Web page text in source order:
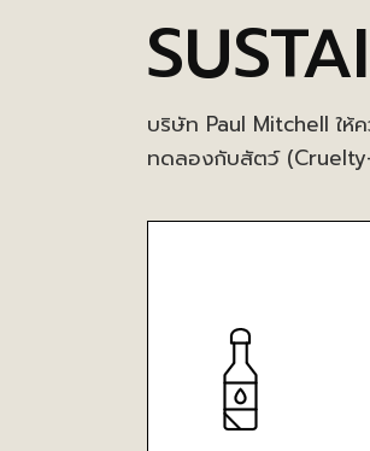
บริษัท Paul Mitchell ให้
ทดลองกับสัตว์